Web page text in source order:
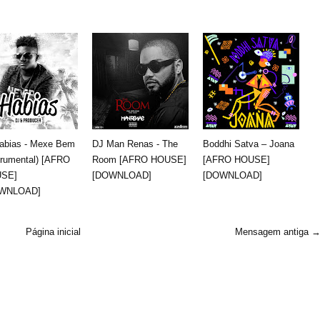
- Mexe Bem
[AFRO
DJ Man Renas - The
Room [AFRO HOUSE]
[DOWNLOAD]
Boddhi Satva – Joana
[AFRO HOUSE]
[DOWNLOAD]
Mensagem antiga →
Página inicial